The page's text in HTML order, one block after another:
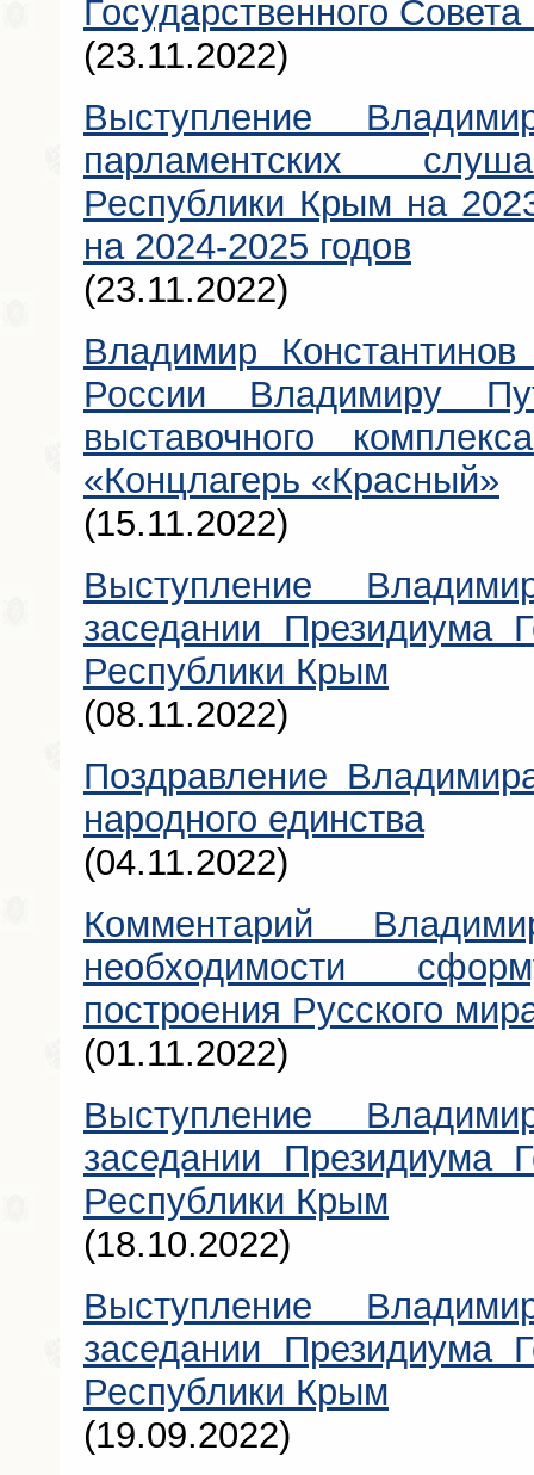
Государственного
(23.11.2022)
Выступление
парламентских
Республики Крым на
на 2024-2025 годов
(23.11.2022)
Владимир
России Владимиру
выставочного
«Концлагерь «Красный»
(15.11.2022)
Выступление
заседании Президиума
Республики Крым
(08.11.2022)
Поздравление
народного единства
(04.11.2022)
Комментарий
необходимости
построения Русского
(01.11.2022)
Выступление
заседании Президиума
Республики Крым
(18.10.2022)
Выступление
заседании Президиума
Республики Крым
(19.09.2022)